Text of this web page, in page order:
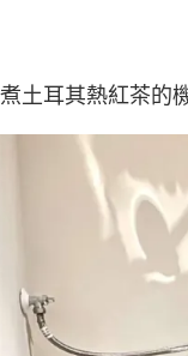
土耳其熱紅茶的